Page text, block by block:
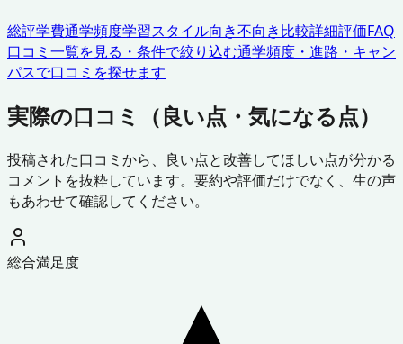
総評学費通学頻度学習スタイル向き不向き比較詳細評価FAQ
口コミ一覧を見る・条件で絞り込む通学頻度・進路・キャン
パスで口コミを探せます
実際の口コミ（良い点・気になる点）
投稿された口コミから、良い点と改善してほしい点が分かる
コメントを抜粋しています。要約や評価だけでなく、生の声
もあわせて確認してください。
総合満足度